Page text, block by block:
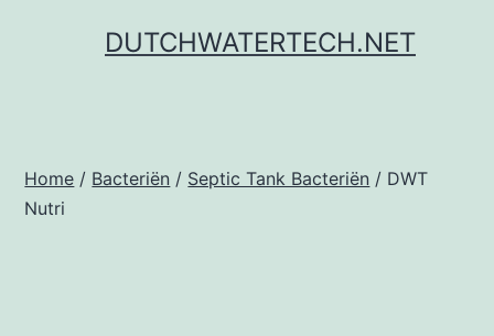
DUTCHWATERTECH.NET
Home / Bacteriën / Septic Tank Bacteriën / DWT
Nutri